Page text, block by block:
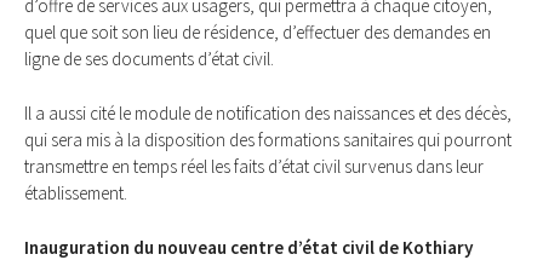
d’offre de services aux usagers, qui permettra à chaque citoyen,
quel que soit son lieu de résidence, d’effectuer des demandes en
ligne de ses documents d’état civil.
Il a aussi cité le module de notification des naissances et des décès,
qui sera mis à la disposition des formations sanitaires qui pourront
transmettre en temps réel les faits d’état civil survenus dans leur
établissement.
Inauguration du nouveau centre d’état civil de Kothiary